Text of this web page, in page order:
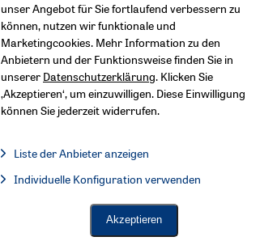
unser Angebot für Sie fortlaufend verbessern zu
können, nutzen wir funktionale und
Marketingcookies. Mehr Information zu den
Anbietern und der Funktionsweise finden Sie in
unserer Datenschutzerklärung. Klicken Sie
‚Akzeptieren‘, um einzuwilligen. Diese Einwilligung
können Sie jederzeit widerrufen.
Liste der Anbieter anzeigen
Facebook Embed / Facebook Connect, Google
Instagram Embed
Youtube Embed
Google Maps Embed
Individuelle Konfiguration verwenden
Akzeptieren